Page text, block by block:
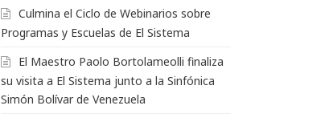
Culmina el Ciclo de Webinarios sobre
Programas y Escuelas de El Sistema
El Maestro Paolo Bortolameolli finaliza
su visita a El Sistema junto a la Sinfónica
Simón Bolívar de Venezuela